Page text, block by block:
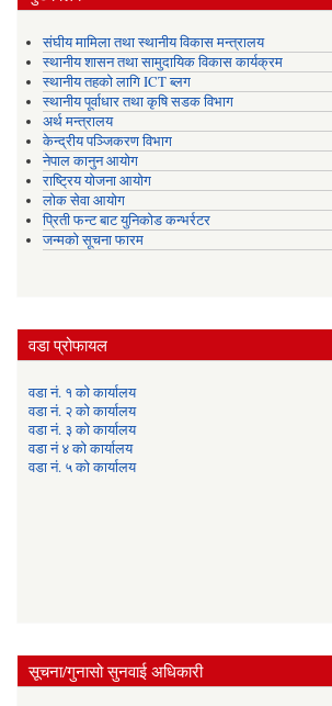
संघीय मामिला तथा स्थानीय विकास मन्त्रालय
स्थानीय शासन तथा सामुदायिक विकास कार्यक्रम
स्थानीय तहको लागि ICT ब्लग
स्थानीय पूर्वाधार तथा कृषि सडक विभाग
अर्थ मन्त्रालय
केन्द्रीय पञ्जिकरण विभाग
नेपाल कानुन आयोग
राष्ट्रिय योजना आयोग
लोक सेवा आयोग
प्रिती फन्ट बाट युनिकोड कन्भर्रटर
जन्मको सूचना फारम
वडा प्रोफायल
वडा नं. १ को कार्यालय
वडा नं. २ को कार्यालय
वडा नं. ३ को कार्यालय
वडा नं ४ को कार्यालय
वडा नं. ५ को कार्यालय
सूचना/गुनासो सुनवाई अधिकारी